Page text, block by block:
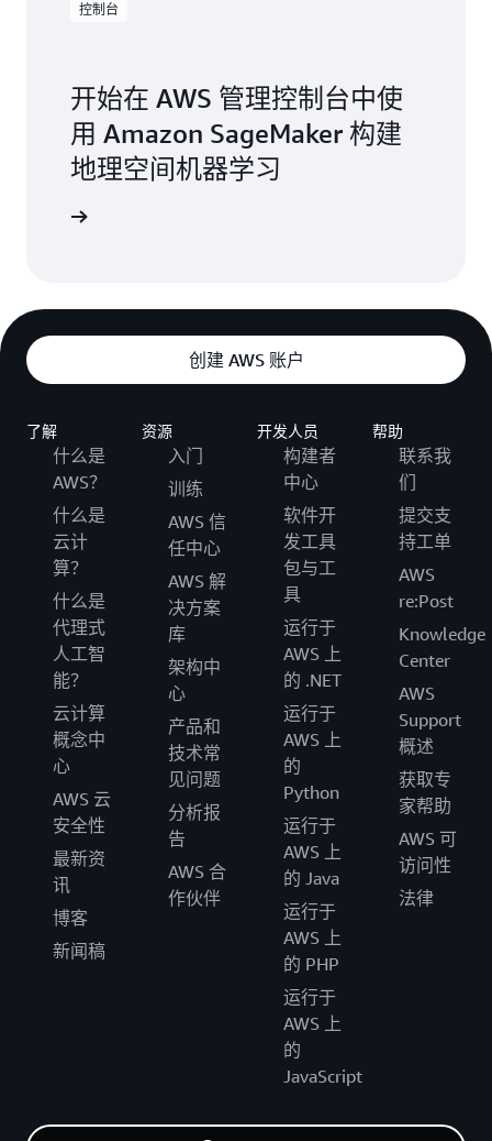
控制台
开始在 AWS 管理控制台中使
用 Amazon SageMaker 构建
地理空间机器学习
创建 AWS 账户
了解
什么是
AWS？
什么是
云计
算？
什么是
代理式
人工智
能？
云计算
概念中
心
AWS 云
安全性
最新资
讯
博客
新闻稿
资源
入门
训练
AWS 信
任中心
AWS 解
决方案
库
架构中
心
产品和
技术常
见问题
分析报
告
AWS 合
作伙伴
开发人员
构建者
中心
软件开
发工具
包与工
具
运行于
AWS 上
的 .NET
运行于
AWS 上
的
Python
运行于
AWS 上
的 Java
运行于
AWS 上
的 PHP
运行于
AWS 上
的
JavaScript
帮助
联系我
们
提交支
持工单
AWS
re:Post
Knowledge
Center
AWS
Support
概述
获取专
家帮助
AWS 可
访问性
法律